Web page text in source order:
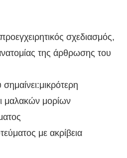
σχεδιασμός,
της άρθρωσης του
μαλακών μορίων
με ακρίβεια